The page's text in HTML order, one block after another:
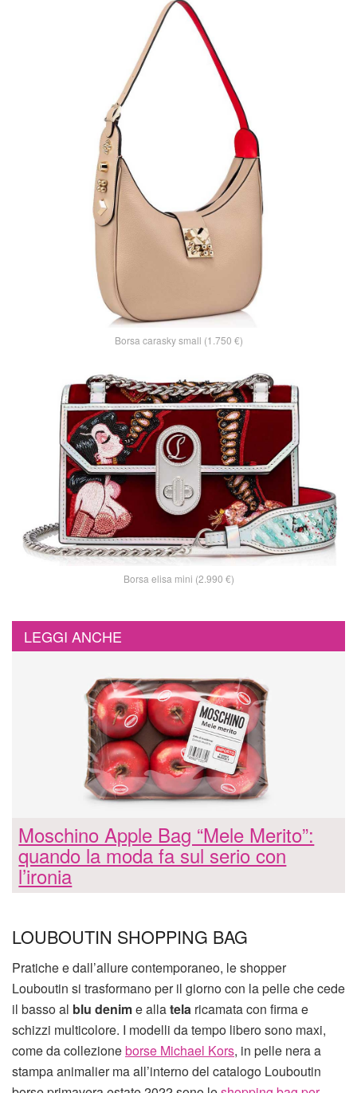
Borsa carasky small (1.750 €)
Borsa elisa mini (2.990 €)
LEGGI ANCHE
Moschino Apple Bag “Mele Merito”:
quando la moda fa sul serio con
l’ironia
LOUBOUTIN SHOPPING BAG
Pratiche e dall’allure contemporaneo, le shopper
Louboutin si trasformano per il giorno con la pelle che cede
il basso al blu denime allatela ricamata con firma e
schizzi multicolore. I modelli da tempo libero sono maxi,
come da collezioneborse Michael Kors, in pelle nera a
stampa animalier ma all’interno del catalogo Louboutin